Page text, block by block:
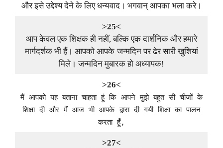
और इसे उद्देश्य देने के लिए धन्यवाद। भगवान् आपका भला करे।
>25<
आप केवल एक शिक्षक ही नहीं, बल्कि एक दार्शनिक और हमारे
मार्गदर्शक भी हैं। आपको आपके जन्मदिन पर ढेर सारी खुशियां
मिले। जन्मदिन मुबारक हो अध्यापक!
>26<
मैं आपको यह बताना चाहता हूं कि आपने मुझे बहुत सी चीजों के
शिक्षा दी और मैं आज भी आपके द्वारा दी गयी शिक्षा का पालन
करता हूँ,
>27<